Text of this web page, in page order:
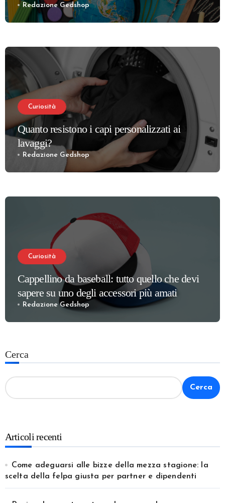
davvero
Redazione Gedshop
Curiosità
Quanto resistono i capi personalizzati ai
lavaggi?
Redazione Gedshop
Curiosità
Cappellino da baseball: tutto quello che devi
sapere su uno degli accessori più amati
Redazione Gedshop
Cerca
Cerca
Articoli recenti
Come adeguarsi alle bizze della mezza stagione: la
scelta della felpa giusta per partner e dipendenti